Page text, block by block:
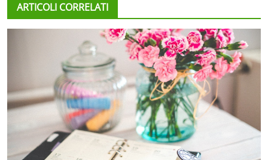
ARTICOLI CORRELATI